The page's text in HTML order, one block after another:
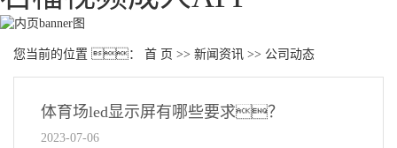
您当前的位置 ： 首 页 >> 新闻资讯 >> 公司动态
体育场led显示屏有哪些要求？
2023-07-06